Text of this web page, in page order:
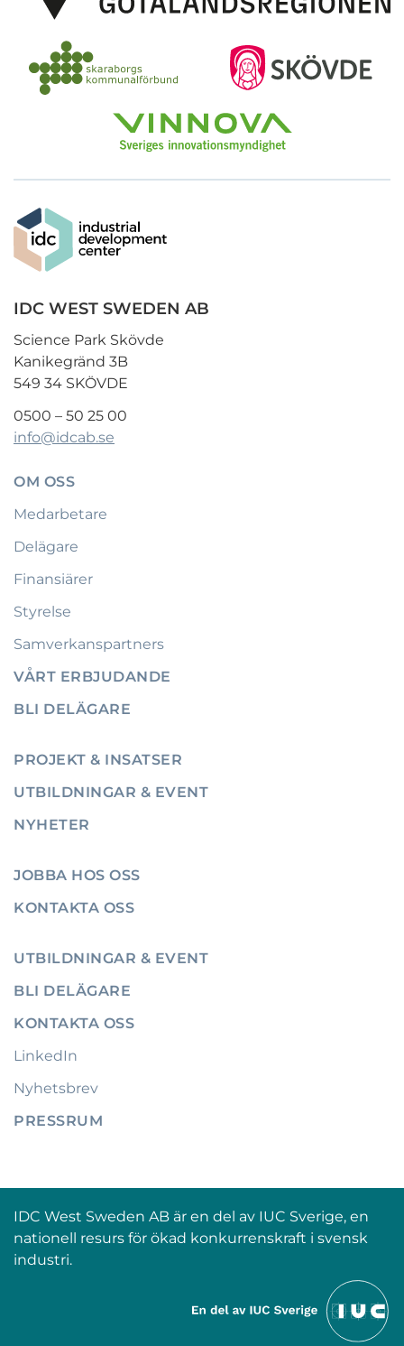
IDC WEST SWEDEN AB
Science Park Skövde
Kanikegränd 3B
549 34 SKÖVDE
0500 – 50 25 00
info@idcab.se
OM OSS
Medarbetare
Delägare
Finansiärer
Styrelse
Samverkanspartners
VÅRT ERBJUDANDE
BLI DELÄGARE
PROJEKT & INSATSER
UTBILDNINGAR & EVENT
NYHETER
JOBBA HOS OSS
KONTAKTA OSS
UTBILDNINGAR & EVENT
BLI DELÄGARE
KONTAKTA OSS
LinkedIn
Nyhetsbrev
PRESSRUM
IDC West Sweden AB är en del av IUC Sverige, en
nationell resurs för ökad konkurrenskraft i svensk
industri.